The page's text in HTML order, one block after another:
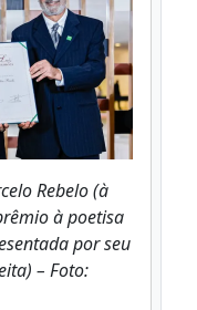
Rebelo (à
à poetisa
por seu
– Foto: